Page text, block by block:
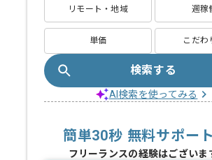
リモート・地域 週稼
単価 こだわ
検索する
AI検索を使ってみる
簡単30秒 無料サポー
フリーランスの経験はございま